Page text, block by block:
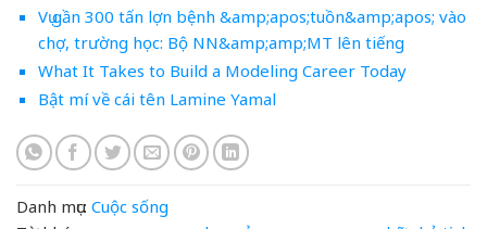
Vụ gần 300 tấn lợn bệnh &amp;apos;tuồn&amp;apos; vào
chợ, trường học: Bộ NN&amp;amp;MT lên tiếng
What It Takes to Build a Modeling Career Today
Bật mí về cái tên Lamine Yamal
Danh mục: Cuộc sống